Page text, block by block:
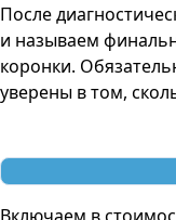
После
и называем
коронки.
уверены в том,